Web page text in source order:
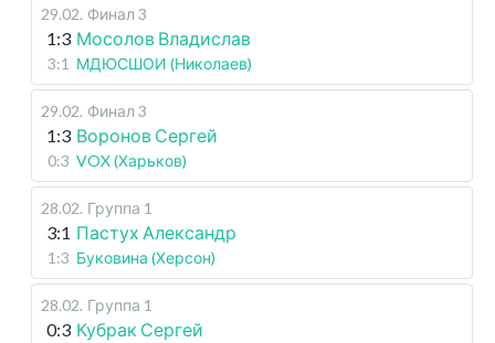
29.02. Финал 3
1:3 Мосолов Владислав
3:1 МДЮСШОИ (Николаев)
29.02. Финал 3
1:3 Воронов Сергей
0:3 VOX (Харьков)
28.02. Группа 1
3:1 Пастух Александр
1:3 Буковина (Херсон)
28.02. Группа 1
0:3 Кубрак Сергей